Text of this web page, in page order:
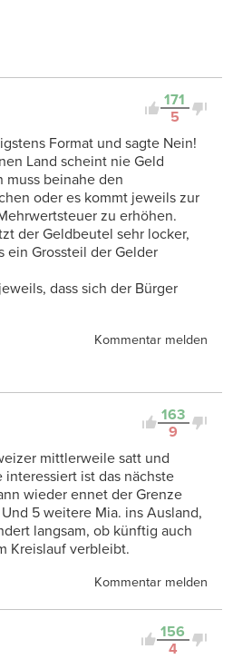
171
5
Format und sagte Nein!
Land scheint nie Geld
muss beinahe den
oder es kommt jeweils zur
zu erhöhen.
der Geldbeutel sehr locker,
ein Grossteil der Gelder
dass sich der Bürger
Kommentar melden
163
9
mittlerweile satt und
ist das nächste
wieder ennet der Grenze
5 weitere Mia. ins Ausland,
langsam, ob künftig auch
Kreislauf verbleibt.
Kommentar melden
156
4